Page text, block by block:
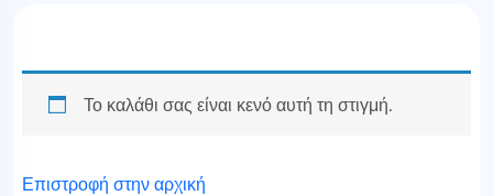
Το καλάθι σας είναι κενό αυτή τη στιγμή.
Επιστροφή στην αρχική